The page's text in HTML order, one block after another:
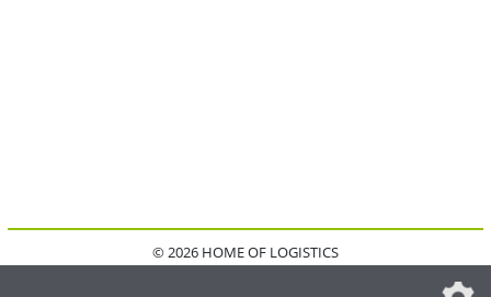
© 2026 HOME OF LOGISTICS
IMPRESSUM